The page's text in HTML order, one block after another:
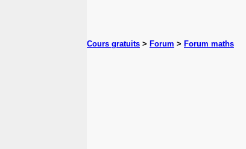
Cours gratuits > Forum > Forum maths